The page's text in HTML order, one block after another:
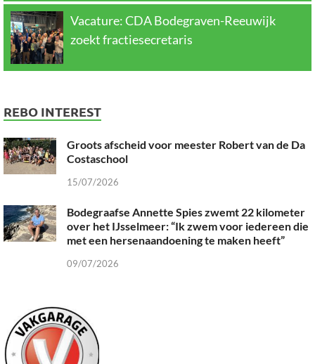
Vacature: CDA Bodegraven-Reeuwijk
zoekt fractiesecretaris
REBO INTEREST
Groots afscheid voor meester Robert van de Da
Costaschool
15/07/2026
Bodegraafse Annette Spies zwemt 22 kilometer
over het IJsselmeer: “Ik zwem voor iedereen die
met een hersenaandoening te maken heeft”
09/07/2026